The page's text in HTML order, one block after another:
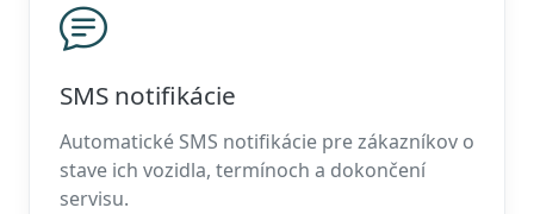
SMS notifikácie
Automatické SMS notifikácie pre zákazníkov o
stave ich vozidla, termínoch a dokončení
servisu.